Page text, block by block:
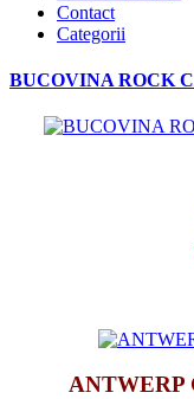
Contact
Categorii
BUCOVINA ROCK
ANTWERP